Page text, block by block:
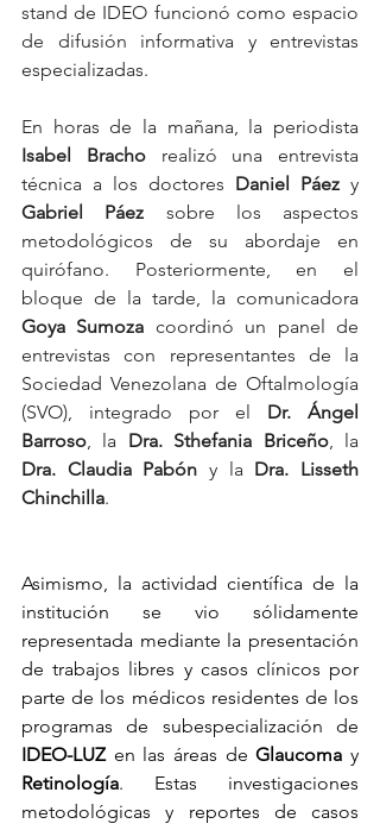
stand de IDEO funcionó como espacio
de difusión informativa y entrevistas
especializadas.
Isabel Bracho realizó una entrevista
técnica a los doctores Daniel Páez
Gabriel Páez sobre los aspectos
metodológicos de su abordaje en
quirófano. Posteriormente, en el
Goya Sumoza coordinó un panel de
entrevistas con representantes de la
Sociedad Venezolana de Oftalmología
(SVO), integrado por el Dr. Ángel
Barroso, la Dra. Sthefania Briceño
Dra. Claudia Pabón y la Dra. Lisseth
Chinchilla.
Asimismo, la actividad científica de la
institución se vio sólidamente
representada mediante la presentación
de trabajos libres y casos clínicos por
parte de los médicos residentes de los
IDEO-LUZ en las áreas de Glaucoma
Retinología. Estas investigaciones
metodológicas y reportes de casos